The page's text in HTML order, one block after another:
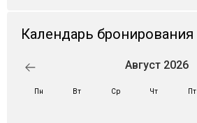
Календарь бронирования
Август 2026
Пн Вт Ср Чт Пт